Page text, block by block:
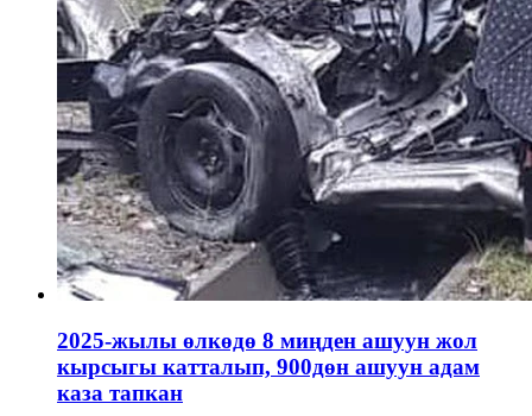
2025-жылы өлкөдө 8 миңден ашуун жол
кырсыгы катталып, 900дөн ашуун адам
каза тапкан